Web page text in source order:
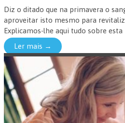
Diz o ditado que na primavera o
aproveitar isto mesmo para
Explicamos-lhe aqui tudo sobre esta
Ler mais →